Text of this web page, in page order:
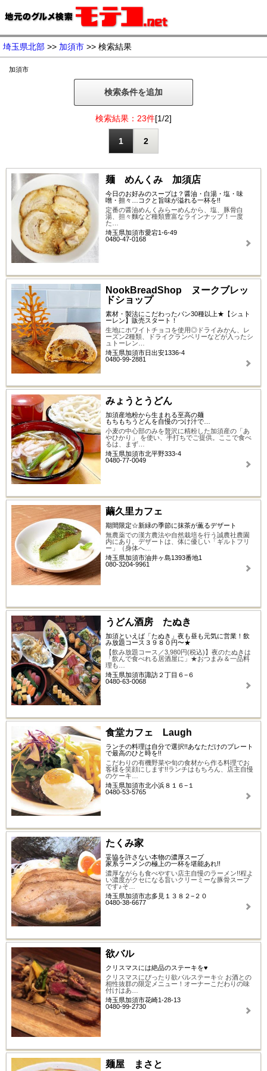
埼玉県北部 >> 加須市 >> 検索結果
加須市
検索条件を追加
検索結果：23件[1/2]
1 2
麺 めんくみ 加須店
今日のお好みのスープは？醤油・白湯・塩・味
噌・担々…コクと旨味が溢れる一杯を!!
定番の醤油めんくみらーめんから、塩、豚骨白
湯、担々麵など種類豊富なラインナップ！一度
た…
埼玉県加須市愛宕1-6-49
0480-47-0168
NookBreadShop ヌークブレッ
ドショップ
素材・製法にこだわったパン30種以上★【シュト
ーレン】販売スタート！
生地にホワイトチョコを使用◎ドライみかん、レ
ーズン2種類、ドライクランベリーなどが入ったシ
ュトーレン…
埼玉県加須市日出安1336-4
0480-99-2881
みょうとうどん
加須産地粉から生まれる至高の麺
もちもちうどんを自慢のつけ汁で…
小麦の中心部のみを贅沢に精粉した加須産の「あ
やひかり」 を使い、手打ちでご提供。ここで食べ
るは、まず…
埼玉県加須市北平野333-4
0480-77-0049
繭久里カフェ
期間限定☆新緑の季節に抹茶が薫るデザート
無農薬での漢方農法や自然栽培を行う誠農社農園
内にあり。デザートは、体に優しい「ギルトフリ
ー」（身体へ…
埼玉県加須市油井ヶ島1393番地1
080-3204-9961
うどん酒房 たぬき
加須といえば「たぬき」夜も昼も元気に営業！飲
み放題コース３９８０円〜★
【飲み放題コース／3,980円(税込)】夜のたぬきは
「飲んで食べれる居酒屋に」★おつまみ＆一品料
理も…
埼玉県加須市諏訪２丁目６−６
0480-63-0068
食堂カフェ Laugh
ランチの料理は自分で選択!!あなただけのプレート
で最高のひと時を!!
こだわりの有機野菜や旬の食材から作る料理でお
客様を笑顔にします!!ランチはもちろん、店主自慢
のケーキ…
埼玉県加須市北小浜８１６−１
0480-53-5765
たくみ家
妥協を許さない本物の濃厚スープ
家系ラーメンの極上の一杯を堪能あれ!!
濃厚ながらも食べやすい店主自慢のラーメン!!程よ
い濃度がクセになる旨いクリーミーな豚骨スープ
です♪そ…
埼玉県加須市志多見１３８２−２０
0480-38-6677
欲バル
クリスマスには絶品のステーキを♥
クリスマスにぴったり欲バルステーキ☆ お酒との
相性抜群の限定メニュー！オーナーこだわりの味
付けはあ…
埼玉県加須市花崎1-28-13
0480-99-2730
麺屋 まさと